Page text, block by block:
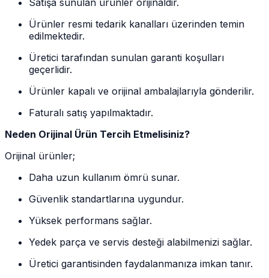
Ürünler resmi tedarik kanalları üzerinden temin
edilmektedir.
Üretici tarafından sunulan garanti koşulları
geçerlidir.
Ürünler kapalı ve orijinal ambalajlarıyla gönderilir.
Faturalı satış yapılmaktadır.
Neden Orijinal Ürün Tercih Etmelisiniz?
Orijinal ürünler;
Daha uzun kullanım ömrü sunar.
Güvenlik standartlarına uygundur.
Yüksek performans sağlar.
Yedek parça ve servis desteği alabilmenizi sağlar.
Üretici garantisinden faydalanmanıza imkan tanır.